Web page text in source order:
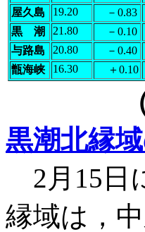
屋久島
19.20 －0.83
黒 潮
21.80 －0.10
与路島
20.80 －0.40
甑海峡
16.30 ＋0.10
黒潮北縁
2月15日
縁域は，